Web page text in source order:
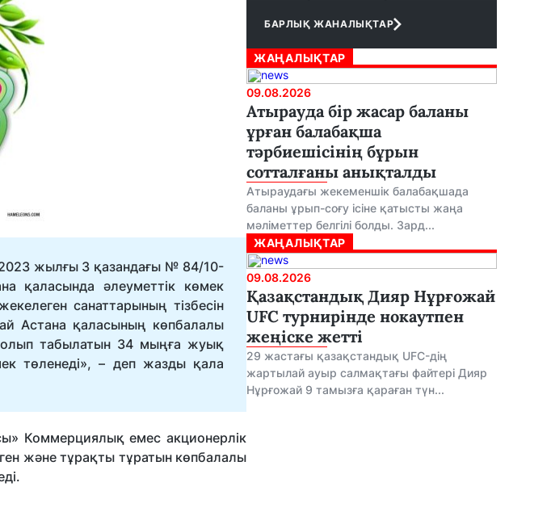
жылғы 3 қазандағы № 84/10-
қаласында әлеуметтік көмек
санаттарының тізбесін
Астана қаласының көпбалалы
табылатын 34 мыңға жуық
төленеді», – деп жазды қала
Коммерциялық емес акционерлік
және тұрақты тұратын көпбалалы
БАРЛЫҚ ЖАНАЛЫҚТАР
ЖАҢАЛЫҚТАР
09.08.2026
Атырауда бір жасар баланы
ұрған балабақша
тәрбиешісінің бұрын
сотталғаны анықталды
Атыраудағы жекеменшік балабақшада
баланы ұрып-соғу ісіне қатысты жаңа
мәліметтер белгілі болды. Зард...
ЖАҢАЛЫҚТАР
09.08.2026
Қазақстандық Дияр Нұрғожай
UFC турнирінде нокаутпен
жеңіске жетті
29 жастағы қазақстандық UFC-дің
жартылай ауыр салмақтағы файтері Дияр
Нұрғожай 9 тамызға қараған түн...